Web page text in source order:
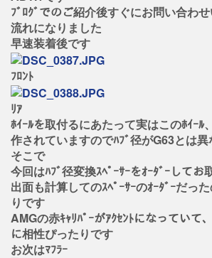
ﾌﾞﾛｸﾞでのご紹介後すぐにお問い合わ
流れになりました
早速装着後です
ﾌﾛﾝﾄ
ﾘｱ
ﾎｲｰﾙを取付るにあたって実はこのﾎｲｰﾙ
作されていますのでﾊﾌﾞ径がG63とは
そこで
今回はﾊﾌﾞ径変換ｽﾍﾟｰｻｰをｵｰﾀﾞｰしてお
出面も計算してのｽﾍﾟｰｻｰのｵｰﾀﾞｰだっ
りです
AMGの赤ｷｬﾘﾊﾟｰがｱｸｾﾝﾄになっていて
に相性ぴったりです
お次はﾏﾌﾗｰ